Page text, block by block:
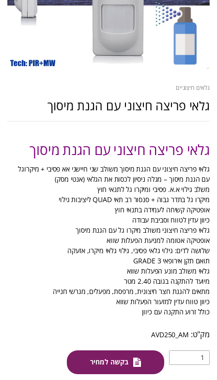
גלאים חיצוניים
גלאי פריצה חיצוני עם הגנת מיסוך
גלאי פריצה חיצוני עם הגנת מיסוך
גלאי פריצה חיצוני עם הגנת מיסוך משולב שני חיישני אא פסיבי + מיקרוגל
עם הגנת מיסוך – מגלה ניסיון לכסות את הגלאי (אנטי מסק)
משלב גילוי א.א. פסיבי ומיקרו גל לתנאי חוץ
מיקרו גל בתדר גבוה + סנסור רב תאי QUAD ליציבות גילוי
אופטיקה קשיחה לעמידה בתנאי חוץ
כיוון עדין לטווח וסביבת עבודה
גלאי פריצה חיצוני משולב מיקרו גל עם הגנת מיסוך
אופטיקה אטומה למניעת הפעלות שווא
שלושה לדים: גילוי גלאי פסיבי, גילוי גלאי מיקרו, אזעקה
תואם תקן אירופאי 3 GRADE
גלאי משולב מונע הפעלות שווא
מיועד להתקנה בגובה 2.40 מטר
מתאים להגנת חצר חיצונית, מרפסת, מפעלים, מגרשי חנייה
כיוון טווח עדין למזעור הפעלות שווא
כולל זרוע התקנה עם כיוון
AVD250_AM
בקשה למחיר